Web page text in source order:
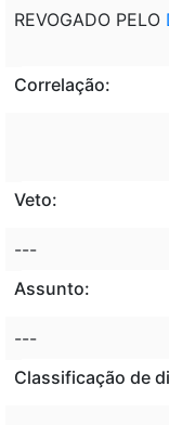
REVOGADO PELO
Correlação:
Veto:
---
Assunto:
---
Classificação de